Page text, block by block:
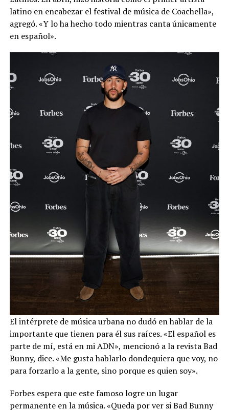
latino en encabezar el festival de música de Coachella»,
agregó. «Y lo ha hecho todo mientras canta únicamente
en español».
El intérprete de música urbana no dudó en hablar de la
importante que tienen para él sus raíces. «El español es
parte de mí, está en mi ADN», mencionó a la revista Bad
Bunny, dice. «Me gusta hablarlo dondequiera que voy, no
para forzarlo a la gente, sino porque es quien soy».
Forbes espera que este famoso logre un lugar
permanente en la música. «Queda por ver si Bad Bunny